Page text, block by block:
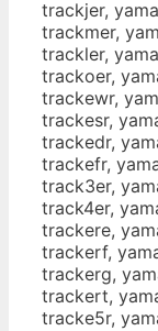
trackjer,
trackmer,
trackler,
trackoer,
trackewr,
trackesr,
trackedr,
trackefr,
track3er,
track4er,
trackere,
trackerf,
trackerg,
trackert,
tracke5r,